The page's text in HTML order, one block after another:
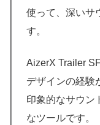
使って、深いサ
す。
AizerX Trailer
デザインの経験
印象的なサウン
なツールです。